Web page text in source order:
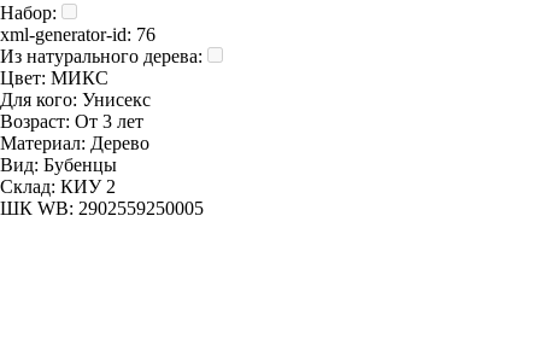
Набор:
xml-generator-id: 76
Из натурального дерева:
Цвет: МИКС
Для кого: Унисекс
Возраст: От 3 лет
Материал: Дерево
Вид: Бубенцы
Склад: КИУ 2
ШК WB: 2902559250005